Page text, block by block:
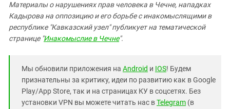
Материалы о нарушениях прав человека в Чечне, нападках
Кадырова на оппозицию и его борьбе с инакомыслящими в
республике "Кавказский узел" публикует на тематической
странице "Инакомыслие в Чечне".
Мы обновили приложения на Android и IOS! Будем
признательны за критику, идеи по развитию как в Google
Play/App Store, так и на страницах КУ в соцсетях. Без
установки VPN вы можете читать нас вTelegram (в